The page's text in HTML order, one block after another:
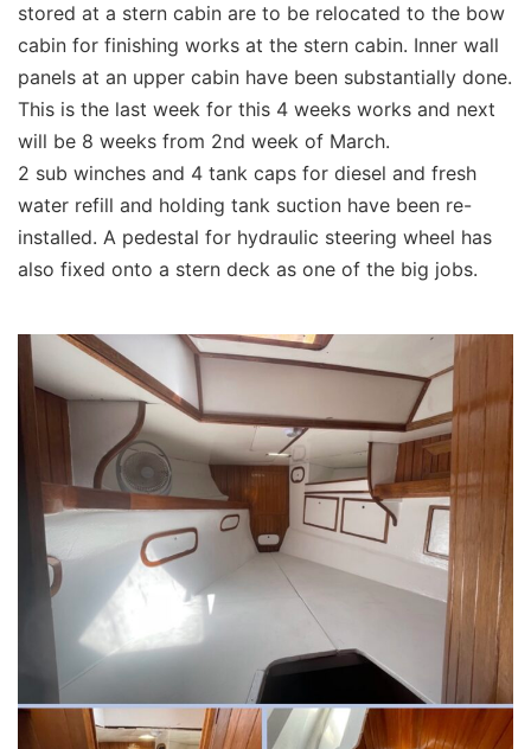
stored at a stern cabin are to be relocated to the bow
cabin for finishing works at the stern cabin. Inner wall
panels at an upper cabin have been substantially done.
This is the last week for this 4 weeks works and next
will be 8 weeks from 2nd week of March.
2 sub winches and 4 tank caps for diesel and fresh
water refill and holding tank suction have been re-
installed. A pedestal for hydraulic steering wheel has
also fixed onto a stern deck as one of the big jobs.